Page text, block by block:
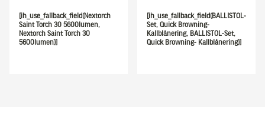
[ih_use_fallback_field(Nextorch
Saint Torch 30 5600lumen,
Nextorch Saint Torch 30
5600lumen)]
[ih_use_fallback_field(BALLISTOL-
Set, Quick Browning-
Kallblånering, BALLISTOL-Set,
Quick Browning- Kallblånering)]